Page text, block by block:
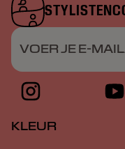
VOER JE E-
KLEUR